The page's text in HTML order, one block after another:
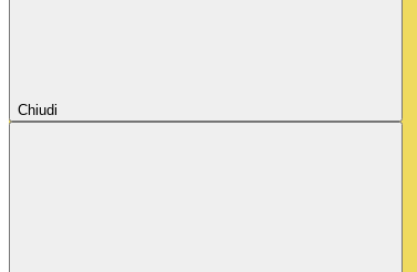
Chiudi